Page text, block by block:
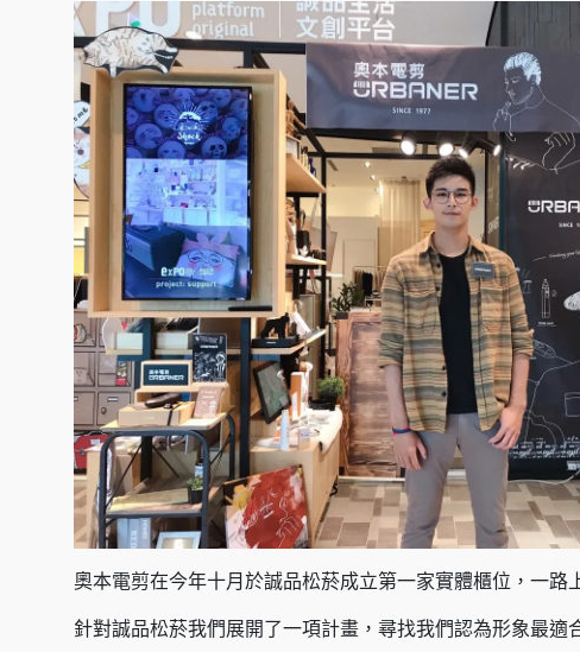
奧本電剪在今年十月於誠品松菸成立第一家實體櫃位，一路
針對誠品松菸我們展開了一項計畫，尋找我們認為形象最適